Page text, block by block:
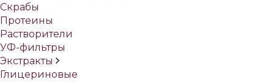
Скрабы
Протеины
Растворители
УФ-фильтры
Экстракты
Глицериновые